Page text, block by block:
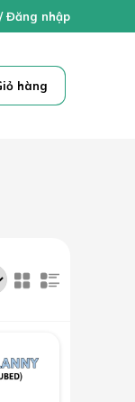
/Đăng nhập
hàng